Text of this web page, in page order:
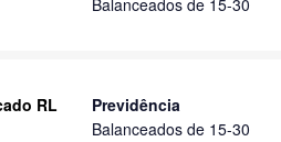
Balanceados de 15-30
RL
Previdência
Balanceados de 15-30